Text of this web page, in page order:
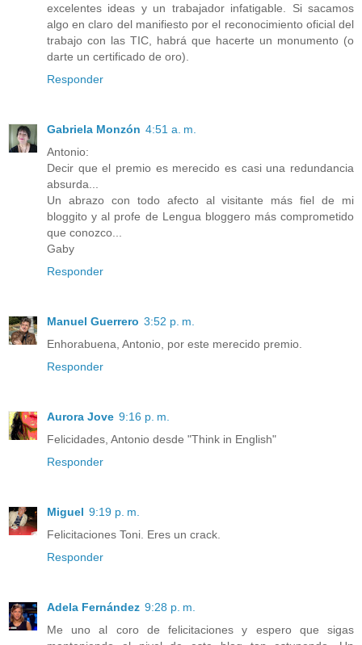
excelentes ideas y un trabajador infatigable. Si sacamos
algo en claro del manifiesto por el reconocimiento oficial del
trabajo con las TIC, habrá que hacerte un monumento (o
darte un certificado de oro).
Responder
Gabriela Monzón 4:51 a. m.
Antonio:
Decir que el premio es merecido es casi una redundancia
absurda...
Un abrazo con todo afecto al visitante más fiel de mi
bloggito y al profe de Lengua bloggero más comprometido
que conozco...
Gaby
Responder
Manuel Guerrero 3:52 p. m.
Enhorabuena, Antonio, por este merecido premio.
Responder
Aurora Jove 9:16 p. m.
Felicidades, Antonio desde "Think in English"
Responder
Miguel 9:19 p. m.
Felicitaciones Toni. Eres un crack.
Responder
Adela Fernández 9:28 p. m.
Me uno al coro de felicitaciones y espero que sigas